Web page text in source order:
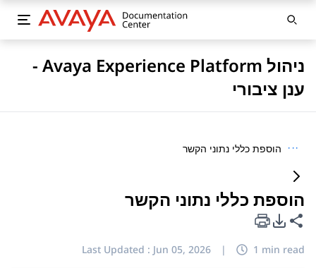
ניהול Avaya Experience Platform -
ענן ציבורי
··· הוספת כללי נתוני הקשר
הוספת כללי נתוני הקשר
Share this page
PDF Export Options
Last Updated : Jun 05, 2026 | 1 min read